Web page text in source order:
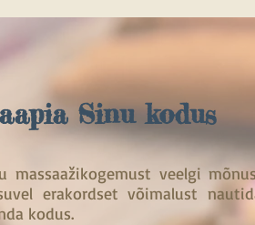
Sinu kodus
massaažikogemust veelgi
erakordset võimalust
kodus.